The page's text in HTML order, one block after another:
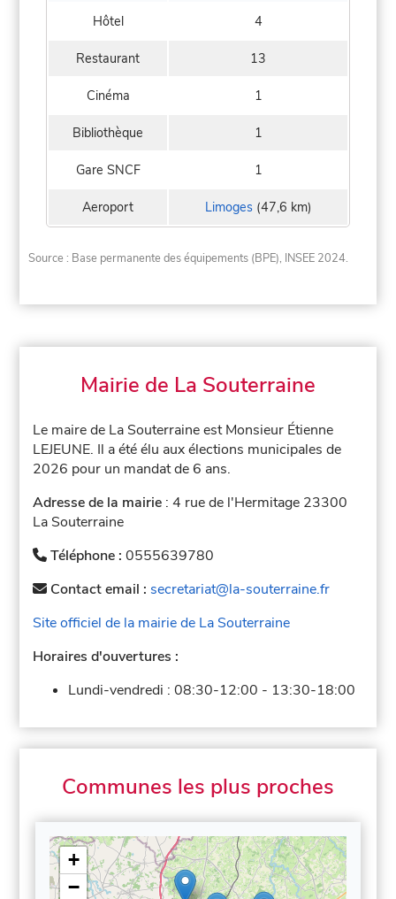
Hôtel 4
Restaurant 13
Cinéma 1
Bibliothèque 1
Gare SNCF 1
Aeroport Limoges(47,6 km)
Source : Base permanente des équipements (BPE), INSEE 2024.
Mairie de La Souterraine
Le maire de La Souterraine est Monsieur Étienne
LEJEUNE. Il a été élu aux élections municipales de
2026 pour un mandat de 6 ans.
Adresse de la mairie : 4 rue de l'Hermitage 23300
La Souterraine
Téléphone :0555639780
Contact email : secretariat@la-souterraine.fr
Site officiel de la mairie de La Souterraine
Horaires d'ouvertures :
Lundi-vendredi :08:30-12:00 - 13:30-18:00
Communes les plus proches
+
−